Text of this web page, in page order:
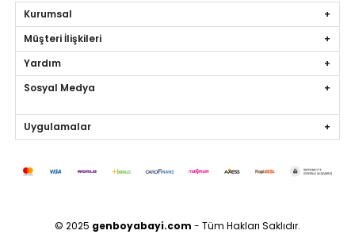
Kurumsal
Müşteri İlişkileri
Yardım
Sosyal Medya
Uygulamalar
© 2025 genboyabayi.com - Tüm Hakları Saklıdır.